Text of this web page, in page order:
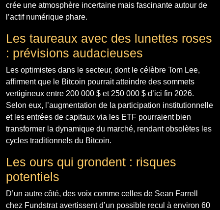
crée une atmosphère incertaine mais fascinante autour de
l’actif numérique phare.
Les taureaux avec des lunettes roses
: prévisions audacieuses
Les optimistes dans le secteur, dont le célèbre Tom Lee,
affirment que le Bitcoin pourrait atteindre des sommets
vertigineux entre 200 000 $ et 250 000 $ d’ici fin 2026.
Selon eux, l’augmentation de la participation institutionnelle
et les entrées de capitaux via les ETF pourraient bien
transformer la dynamique du marché, rendant obsolètes les
cycles traditionnels du Bitcoin.
Les ours qui grondent : risques
potentiels
D’un autre côté, des voix comme celles de Sean Farrell
chez Fundstrat avertissent d’un possible recul à environ 60